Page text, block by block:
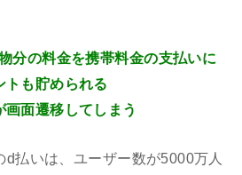
分の料金を携帯料金の支払いに
トも貯められる
面遷移してしまう
d払いは、ユーザー数が5000万人